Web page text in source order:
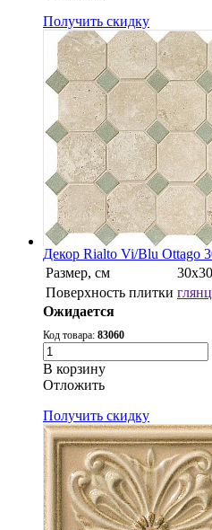
Получить скидку
Декор Rialto Vi/Blu Ottago
Размер, см
30х30
Поверхность плитки
Ожидается
Код товара: 83060
В корзину
Oтложить
Получить скидку